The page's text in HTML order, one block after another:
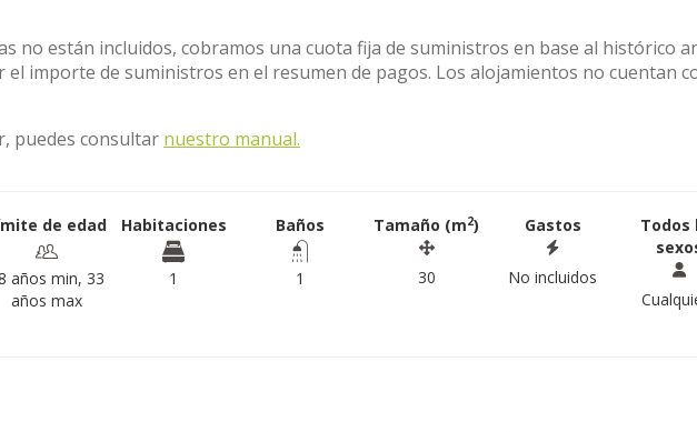
no están incluidos, cobramos una cuota fija de suministros en base al histórico
el importe de suministros en el resumen de pagos. Los alojamientos no cuentan
puedes consultar nuestro manual.
de edad
años min, 33
años max
Habitaciones
1
Baños
1
Tamaño (m2)
30
Gastos
No incluidos
Todos